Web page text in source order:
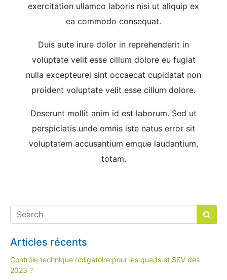
exercitation ullamco laboris nisi ut aliquip ex
ea commodo consequat.
Duis aute irure dolor in reprehenderit in
voluptate velit esse cillum dolore eu fugiat
nulla excepteurei sint occaecat cupidatat non
proident voluptate velit esse cillum dolore.
Deserunt mollit anim id est laborum. Sed ut
perspiciatis unde omnis iste natus error sit
voluptatem accusantium emque laudantium,
totam.
Articles récents
Contrôle technique obligatoire pour les quads et SSV dès
2023 ?